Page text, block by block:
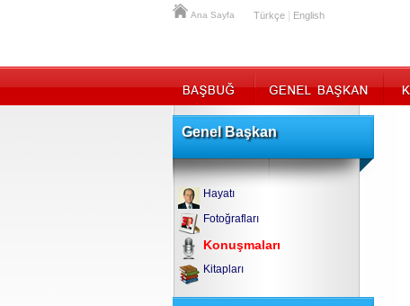
Ana Sayfa Türkçe English
Genel Başkan
Hayatı
Fotoğrafları
Konuşmaları
Kitapları